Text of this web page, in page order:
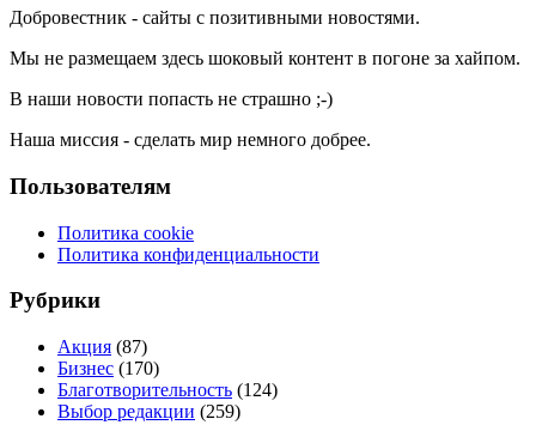
Добровестник - сайты с позитивными новостями.
Мы не размещаем здесь шоковый контент в погоне за хайпом.
В наши новости попасть не страшно ;-)
Наша миссия - сделать мир немного добрее.
Пользователям
Политика cookie
Политика конфиденциальности
Рубрики
Акция (87)
Бизнес (170)
Благотворительность (124)
Выбор редакции (259)